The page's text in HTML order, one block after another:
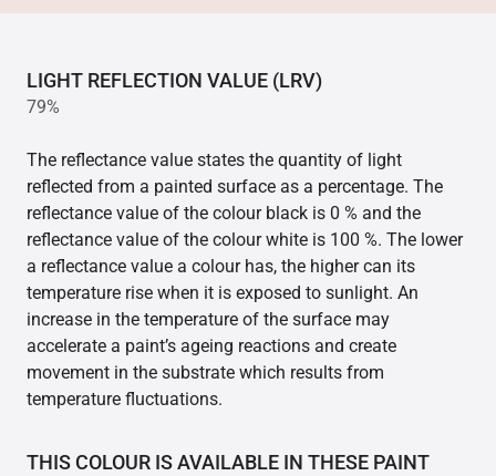
LIGHT REFLECTION VALUE (LRV)
79%
The reflectance value states the quantity of light
reflected from a painted surface as a percentage. The
reflectance value of the colour black is 0 % and the
reflectance value of the colour white is 100 %. The lower
a reflectance value a colour has, the higher can its
temperature rise when it is exposed to sunlight. An
increase in the temperature of the surface may
accelerate a paint’s ageing reactions and create
movement in the substrate which results from
temperature fluctuations.
THIS COLOUR IS AVAILABLE IN THESE PAINT